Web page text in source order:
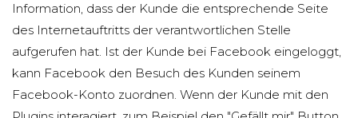
Information, dass der Kunde die entsprechende Seite
des Internetauftritts der verantwortlichen Stelle
aufgerufen hat. Ist der Kunde bei Facebook eingeloggt,
kann Facebook den Besuch des Kunden seinem
Facebook-Konto zuordnen. Wenn der Kunde mit den